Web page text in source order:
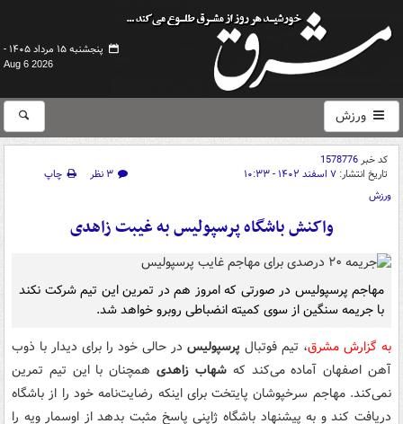
پنجشنبه ۱۵ مرداد ۱۴۰۵ -
Aug 6 2026
ورزش
کد خبر1578776
تاریخ انتشار: ۷ اسفند ۱۴۰۲ - ۱۰:۳۳ ۳ نظر
چاپ
ورزش
واکنش باشگاه پرسپولیس به غیبت زاهدی
مهاجم پرسپولیس در صورتی که امروز هم در تمرین این تیم شرکت نکند
با جریمه سنگین از سوی کمیته انضباطی روبرو خواهد شد.
به گزارش مشرق، تیم فوتبال پرسپولیس در حالی خود را برای دیدار با ذوب
آهن اصفهان آماده می‌کند کهشهاب زاهدی همچنان با این تیم تمرین
نمی‌کند. مهاجم سرخپوشان پایتخت برای اینکه رضایت‌نامه خود را از باشگاه
دریافت کند و به پیشنهاد باشگاه ژاپنی پاسخ مثبت بدهد از اوسمار ویه را